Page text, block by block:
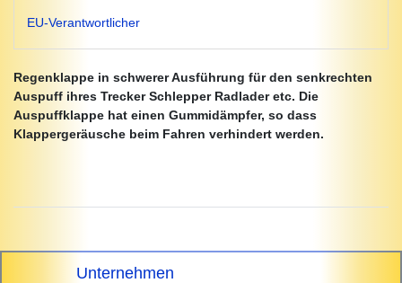
EU-Verantwortlicher
Regenklappe in schwerer Ausführung für den senkrechten
Auspuff ihres Trecker Schlepper Radlader etc. Die
Auspuffklappe hat einen Gummidämpfer, so dass
Klappergeräusche beim Fahren verhindert werden.
Unternehmen